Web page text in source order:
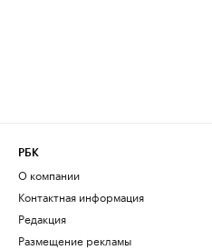
РБК
О компании
Контактная информация
Редакция
Размещение рекламы